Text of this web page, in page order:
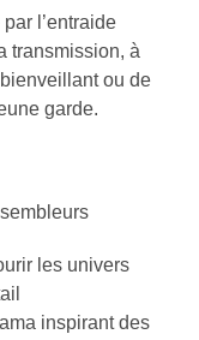
l’entraide
transmission, à
ou de
garde.
les univers
inspirant des